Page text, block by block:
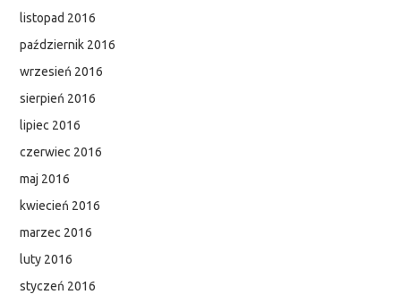
listopad 2016
październik 2016
wrzesień 2016
sierpień 2016
lipiec 2016
czerwiec 2016
maj 2016
kwiecień 2016
marzec 2016
luty 2016
styczeń 2016